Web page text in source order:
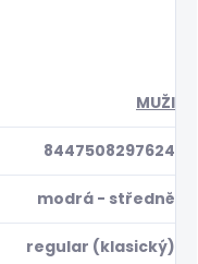
MUŽI
8447508297624
modrá - středně
regular (klasický)